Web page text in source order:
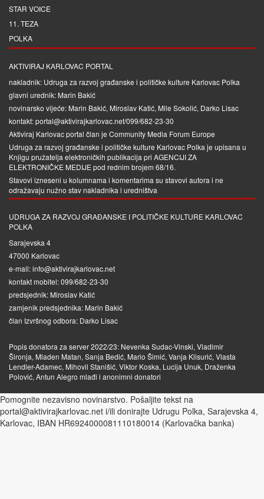
STAR VOICE
11. TEZA
POLKA
AKTIVIRAJ KARLOVAC PORTAL
nakladnik: Udruga za razvoj građanske i političke kulture Karlovac Polka
glavni urednik: Marin Bakić
novinarsko vijeće: Marin Bakić, Miroslav Katić, Mile Sokolić, Darko Lisac
kontakt: portal@aktivirajkarlovac.net/099/682-23-30
Aktiviraj Karlovac portal član je Community Media Forum Europe
Udruga za razvoj građanske i političke kulture Karlovac Polka je upisana u
Knjigu pružatelja elektroničkih publikacija pri AGENCIJI ZA
ELEKTRONIČKE MEDIJEpod rednim brojem 68/16.
Stavovi izneseni u kolumnama i komentarima su stavovi autora i ne
odražavaju nužno stav nakladnika i uredništva
UDRUGA ZA RAZVOJ GRAĐANSKE I POLITIČKE KULTURE KARLOVAC
POLKA
Sarajevska 4
47000 Karlovac
e-mail: info@aktivirajkarlovac.net
kontakt mobitel: 099/682-23-30
predsjednik: Miroslav Katić
zamjenik predsjednika: Marin Bakić
član Izvršnog odbora: Darko Lisac
Popis donatora za server 2022/23: Nevenka Sudac-Vinski, Vladimir
Šironja, Mladen Matan, Sanja Bedić, Mario Šimić, Vanja Klisurić, Vlasta
Lendler-Adamec, Mihovil Stanišić, Viktor Koska, Lucija Unuk, Draženka
Polović, Antun Alegro mlađi i anonimni donatori
Pomognite nezavisno novinarstvo. Pošaljite tekst na
portal@aktivirajkarlovac.net i/ili donirajte Udrugu Polka, Sarajevska 4,
Karlovac, IBAN HR6924000081110180014 (Karlovačka banka)